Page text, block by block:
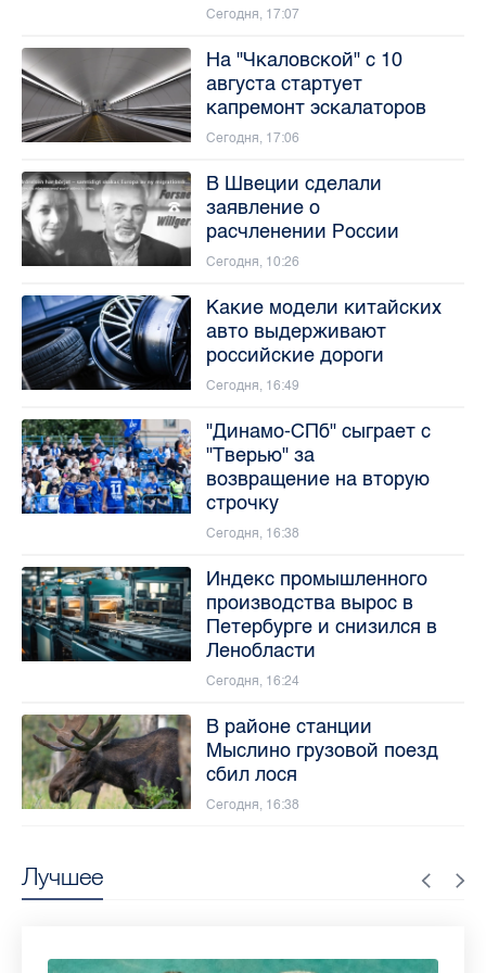
Лучшее
Сегодня, 17:07
На "Чкаловской" с 10
августа стартует
капремонт эскалаторов
Сегодня, 17:06
В Швеции сделали
заявление о
расчленении России
Сегодня, 10:26
Какие модели китайских
авто выдерживают
российские дороги
Сегодня, 16:49
"Динамо-СПб" сыграет с
"Тверью" за
возвращение на вторую
строчку
Сегодня, 16:38
Индекс промышленного
производства вырос в
Петербурге и снизился в
Ленобласти
Сегодня, 16:24
В районе станции
Мыслино грузовой поезд
сбил лося
Сегодня, 16:38